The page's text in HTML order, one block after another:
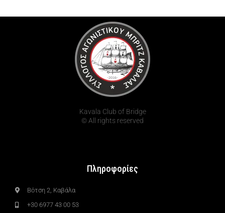
Kavala Club of Bridge
© All rights reserved
Πληροφορίες
Βότση 2, Καβάλα
+30 6977 43 00 53